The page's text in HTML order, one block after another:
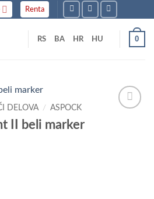
Renta
RS BA HR HU 0
DELOVA / ASPOCK
II beli marker